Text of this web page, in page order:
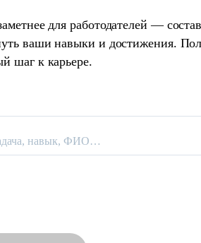
для работодателей —
ваши навыки и достижения.
шаг к карьере.
навык, ФИО…